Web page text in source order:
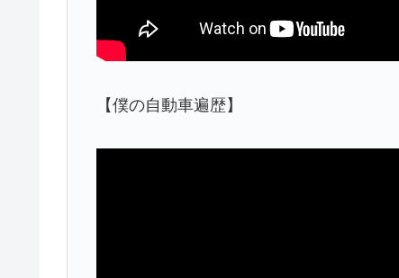
【僕の自動車遍歴】